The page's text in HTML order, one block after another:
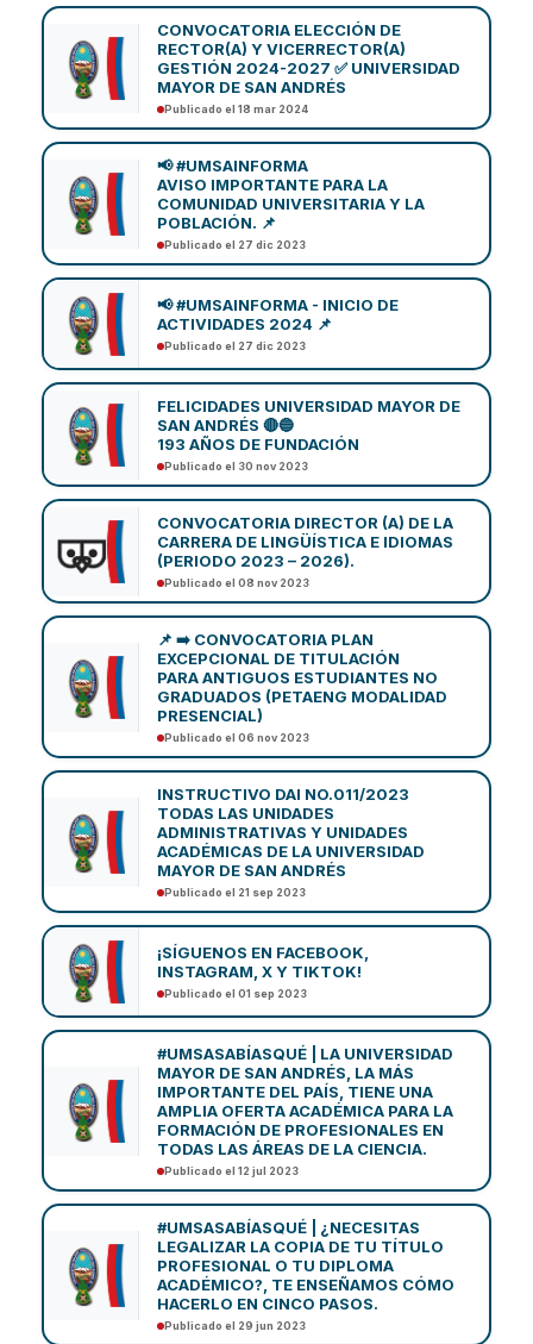
CONVOCATORIA ELECCIÓN DE
RECTOR(A) Y VICERRECTOR(A)
GESTIÓN 2024-2027 ✅ UNIVERSIDAD
MAYOR DE SAN ANDRÉS
Publicado el 18 mar 2024
📢 #UMSAINFORMA
AVISO IMPORTANTE PARA LA
COMUNIDAD UNIVERSITARIA Y LA
POBLACIÓN. 📌
Publicado el 27 dic 2023
📢 #UMSAINFORMA - INICIO DE
ACTIVIDADES 2024 📌
Publicado el 27 dic 2023
FELICIDADES UNIVERSIDAD MAYOR DE
SAN ANDRÉS 🔴🔵
193 AÑOS DE FUNDACIÓN
Publicado el 30 nov 2023
CONVOCATORIA DIRECTOR (A) DE LA
CARRERA DE LINGÜÍSTICA E IDIOMAS
(PERIODO 2023 – 2026).
Publicado el 08 nov 2023
📌 ➡️ CONVOCATORIA PLAN
EXCEPCIONAL DE TITULACIÓN
PARA ANTIGUOS ESTUDIANTES NO
GRADUADOS (PETAENG MODALIDAD
PRESENCIAL)
Publicado el 06 nov 2023
INSTRUCTIVO DAI NO.011/2023
TODAS LAS UNIDADES
ADMINISTRATIVAS Y UNIDADES
ACADÉMICAS DE LA UNIVERSIDAD
MAYOR DE SAN ANDRÉS
Publicado el 21 sep 2023
¡SÍGUENOS EN FACEBOOK,
INSTAGRAM, X Y TIKTOK!
Publicado el 01 sep 2023
#UMSASABÍASQUÉ | LA UNIVERSIDAD
MAYOR DE SAN ANDRÉS, LA MÁS
IMPORTANTE DEL PAÍS, TIENE UNA
AMPLIA OFERTA ACADÉMICA PARA LA
FORMACIÓN DE PROFESIONALES EN
TODAS LAS ÁREAS DE LA CIENCIA.
Publicado el 12 jul 2023
#UMSASABÍASQUÉ | ¿NECESITAS
LEGALIZAR LA COPIA DE TU TÍTULO
PROFESIONAL O TU DIPLOMA
ACADÉMICO?, TE ENSEÑAMOS CÓMO
HACERLO EN CINCO PASOS.
Publicado el 29 jun 2023